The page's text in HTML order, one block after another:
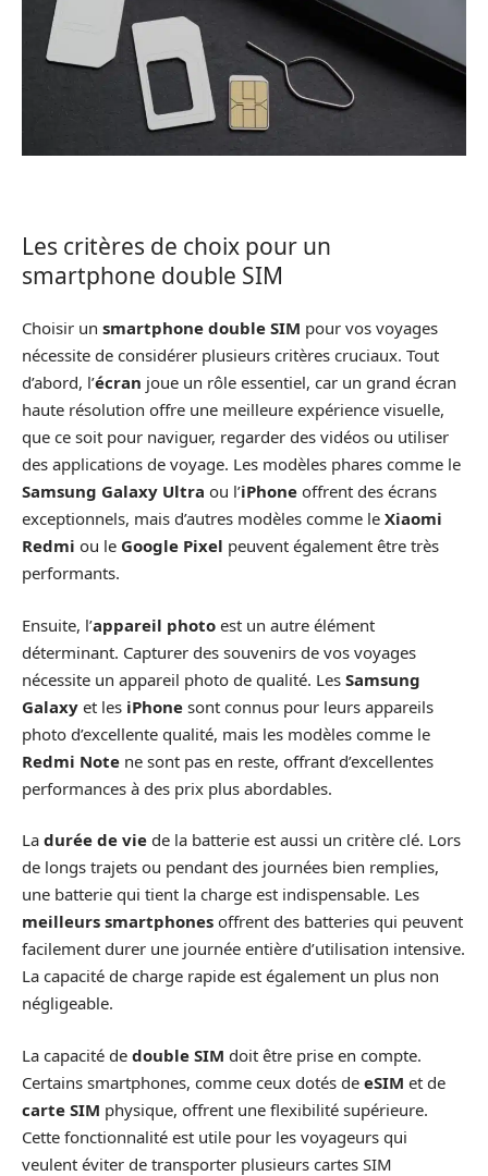
Les critères de choix pour un
smartphone double SIM
Choisir un smartphone double SIM pour vos voyages
nécessite de considérer plusieurs critères cruciaux. Tout
d’abord, l’écran joue un rôle essentiel, car un grand écran
haute résolution offre une meilleure expérience visuelle,
que ce soit pour naviguer, regarder des vidéos ou utiliser
des applications de voyage. Les modèles phares comme le
Samsung Galaxy Ultra ou l’iPhone offrent des écrans
exceptionnels, mais d’autres modèles comme le Xiaomi
Redmi ou le Google Pixel peuvent également être très
performants.
Ensuite, l’appareil photo est un autre élément
déterminant. Capturer des souvenirs de vos voyages
nécessite un appareil photo de qualité. Les Samsung
Galaxy et les iPhone sont connus pour leurs appareils
photo d’excellente qualité, mais les modèles comme le
Redmi Note ne sont pas en reste, offrant d’excellentes
performances à des prix plus abordables.
La durée de vie de la batterie est aussi un critère clé. Lors
de longs trajets ou pendant des journées bien remplies,
une batterie qui tient la charge est indispensable. Les
meilleurs smartphones offrent des batteries qui peuvent
facilement durer une journée entière d’utilisation intensive.
La capacité de charge rapide est également un plus non
négligeable.
La capacité de double SIM doit être prise en compte.
Certains smartphones, comme ceux dotés de eSIM et de
carte SIM physique, offrent une flexibilité supérieure.
Cette fonctionnalité est utile pour les voyageurs qui
veulent éviter de transporter plusieurs cartes SIM